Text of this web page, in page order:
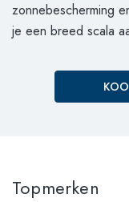
zonnebescherming
je een breed scala
Topmerken